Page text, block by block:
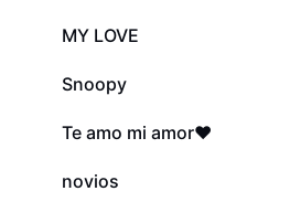
760,3 mil
MY LOVE
66,7 mil
Snoopy
43,4 mil
Te amo mi amor❤️
3 mil
novios